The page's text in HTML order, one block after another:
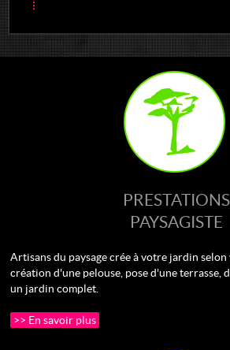
PRESTATIONS
PAYSAGISTE
Artisans du paysage crée à votre jardin selon
création d'une pelouse, pose d'une terrasse,
un jardin complet.
>> En savoir plus